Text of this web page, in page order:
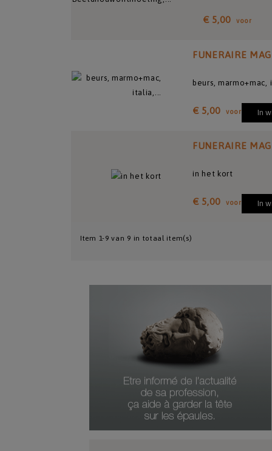
€ 5,00 voor
FUNERAIRE MAG
beurs,
€ 5,00 voor In
FUNERAIRE MAG
in het kort
€ 5,00 voor In
Item 1-9 van 9 in totaal item(s)